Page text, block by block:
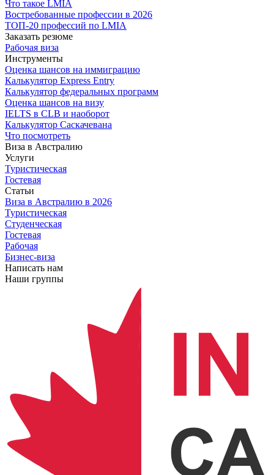
Что такое LMIA
Востребованные профессии в 2026
ТОП-20 профессий по LMIA
Заказать резюме
Рабочая виза
Инструменты
Оценка шансов на иммиграцию
Калькулятор Express Entry
Калькулятор федеральных программ
Оценка шансов на визу
IELTS в CLB и наоборот
Калькулятор Саскачевана
Что посмотреть
Виза в Австралию
Услуги
Туристическая
Гостевая
Статьи
Виза в Австралию в 2026
Туристическая
Студенческая
Гостевая
Рабочая
Бизнес-виза
Написать нам
Наши группы